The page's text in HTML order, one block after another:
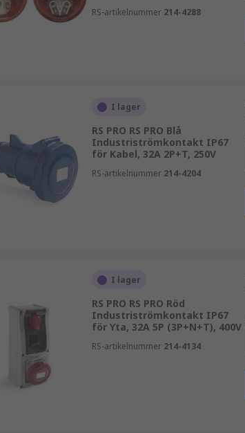
RS-artikelnummer 214-4288
I lager
RS PRO RS PRO Blå
Industriströmkontakt IP67
för Kabel, 32A 2P+T, 250V
RS-artikelnummer 214-4204
I lager
RS PRO RS PRO Röd
Industriströmkontakt IP67
för Yta, 32A 5P (3P+N+T), 400V
RS-artikelnummer 214-4134